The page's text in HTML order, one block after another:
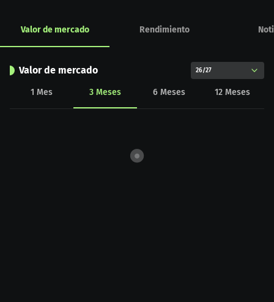
Valor de mercado Rendimiento
Valor de mercado 26/27
1 Mes 3 Meses 6 Meses 12 Meses